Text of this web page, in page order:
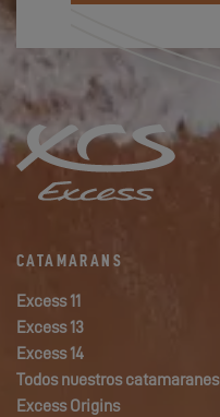
CATAMARANS
Excess 11
Excess 13
Excess 14
Todos nuestros catamaranes
Excess Origins